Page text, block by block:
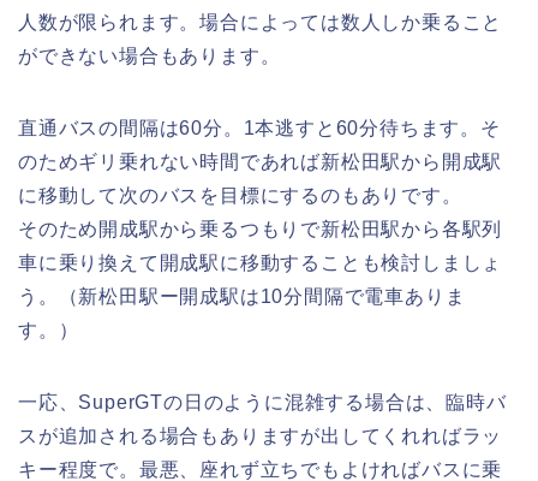
人数が限られます。場合によっては数人しか乗ること
ができない場合もあります。
直通バスの間隔は60分。1本逃すと60分待ちます。そ
のためギリ乗れない時間であれば新松田駅から開成駅
に移動して次のバスを目標にするのもありです。
そのため開成駅から乗るつもりで新松田駅から各駅列
車に乗り換えて開成駅に移動することも検討しましょ
う。（新松田駅ー開成駅は10分間隔で電車ありま
す。）
一応、SuperGTの日のように混雑する場合は、臨時バ
スが追加される場合もありますが出してくれればラッ
キー程度で。最悪、座れず立ちでもよければバスに乗